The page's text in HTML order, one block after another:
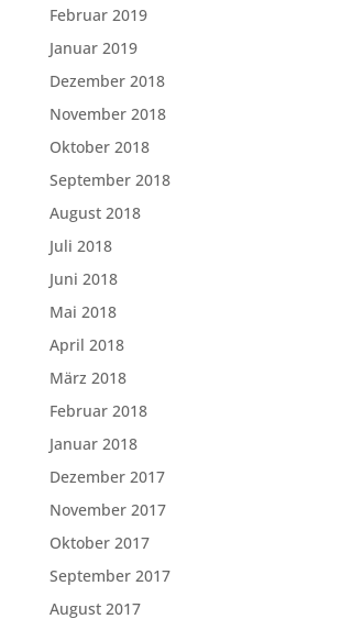
Februar 2019
Januar 2019
Dezember 2018
November 2018
Oktober 2018
September 2018
August 2018
Juli 2018
Juni 2018
Mai 2018
April 2018
März 2018
Februar 2018
Januar 2018
Dezember 2017
November 2017
Oktober 2017
September 2017
August 2017